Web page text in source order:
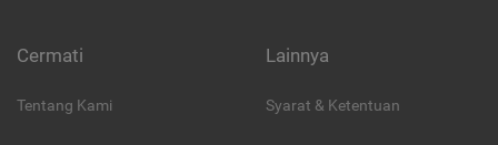
Cermati
Tentang Kami
Lainnya
Syarat & Ketentuan